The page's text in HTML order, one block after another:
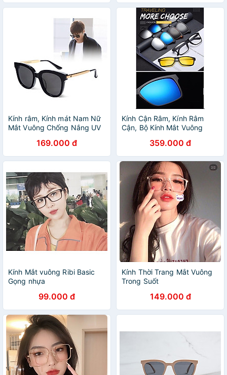
Kính râm, Kính mát Nam Nữ
Mắt Vuông Chống Nắng UV
169.000 đ
Kính Cận Râm, Kính Râm
Cận, Bộ Kính Mắt Vuông
359.000 đ
Kính Mắt vuông Ribi Basic
Gọng nhựa
99.000 đ
Kính Thời Trang Mắt Vuông
Trong Suốt
149.000 đ